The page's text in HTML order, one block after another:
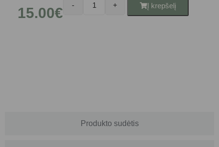
15.00€ - + Į krepšelį
Produkto sudėtis